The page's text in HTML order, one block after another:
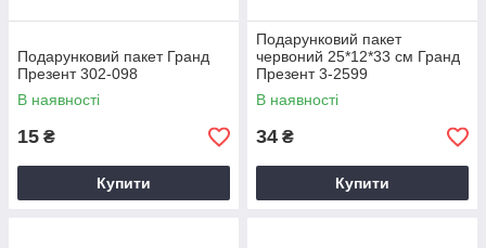
Подарунковий пакет Гранд
Презент 302-098
В наявності
15 ₴
Купити
Подарунковий пакет
червоний 25*12*33 см Гранд
Презент 3-2599
В наявності
34 ₴
Купити